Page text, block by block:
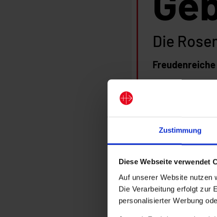
Zustimmung
Diese Webseite verwendet
Auf unserer Website nutzen
Die Verarbeitung erfolgt zur
personalisierter Werbung
Die
Jesus, den
Jesus, den
Jesus, den
Jesus, den du,
Jesus, den
Lichtreiche
Die